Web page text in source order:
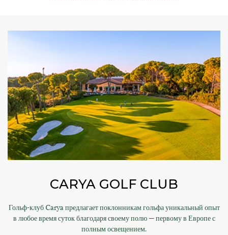
CARYA GOLF CLUB
Гольф-клуб Carya предлагает поклонникам гольфа уникальный опыт
в любое время суток благодаря своему полю — первому в Европе с
полным освещением.